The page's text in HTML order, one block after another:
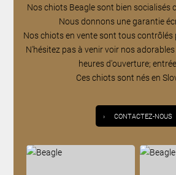
Nos chiots Beagle sont bien socialisés
Nous donnons une garantie
Nos chiots en vente sont tous
N'hésitez pas à venir voir nos
heures d'ouverture;
Ces chiots sont nés en
› CONTACTEZ-NOUS